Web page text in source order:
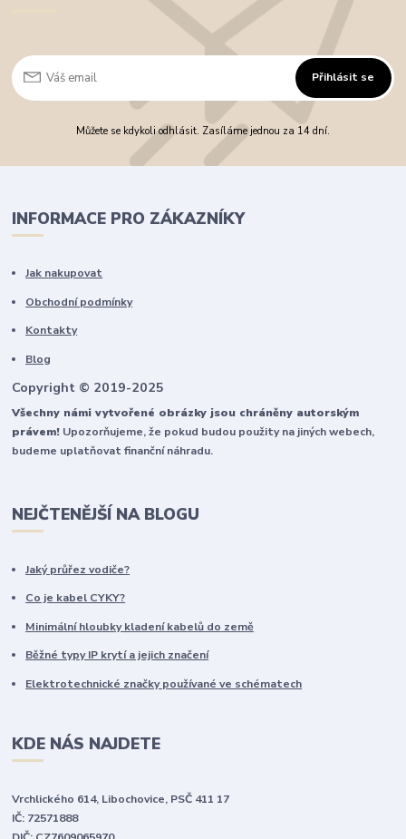
Přihlásit se
Můžete se kdykoli odhlásit. Zasíláme jednou za 14 dní.
INFORMACE PRO ZÁKAZNÍKY
Jak nakupovat
Obchodní podmínky
Kontakty
Blog
Copyright © 2019-2025
Všechny námi vytvořené obrázky jsou chráněny autorským
právem! Upozorňujeme, že pokud budou použity na jiných webech,
budeme uplatňovat finanční náhradu.
NEJČTENĚJŠÍ NA BLOGU
Jaký průřez vodiče?
Co je kabel CYKY?
Minimální hloubky kladení kabelů do země
Běžné typy IP krytí a jejich značení
Elektrotechnické značky používané ve schématech
KDE NÁS NAJDETE
Vrchlického 614, Libochovice, PSČ 411 17
IČ: 72571888